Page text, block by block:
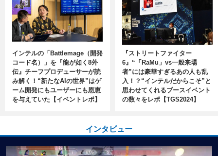
インテルの「Battlemage（開発
コード名）」を『龍が如く8外
伝』チーフプロデューサーが読
み解く！“新たなAIの世界”はゲ
ーム開発にもユーザーにも恩恵
を与えていた【イベントレポ】
『ストリートファイター
6』“「RaMu」vs一般来場
者”には豪華すぎるあの人も乱
入！？“インテルだからこそ”と
思わせてくれるブースイベント
の数々をレポ【TGS2024】
インタビュー